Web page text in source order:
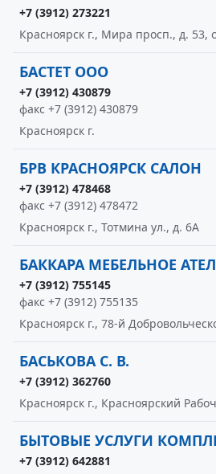
+7 (3912) 273221
Красноярск г., Мира просп., д. 53,
БАСТЕТ ООО
+7 (3912) 430879
факс +7 (3912) 430879
Красноярск г.
БРВ КРАСНОЯРСК САЛОН
+7 (3912) 478468
факс +7 (3912) 478472
Красноярск г., Тотмина ул., д. 6А
БАККАРА МЕБЕЛЬНОЕ
+7 (3912) 755145
факс +7 (3912) 755135
Красноярск г., 78-й
БАСЬКОВА С. В.
+7 (3912) 362760
Красноярск г., Красноярский
БЫТОВЫЕ УСЛУГИ
+7 (3912) 642881